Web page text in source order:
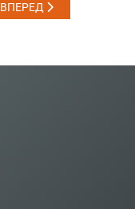
ВПЕРЕД